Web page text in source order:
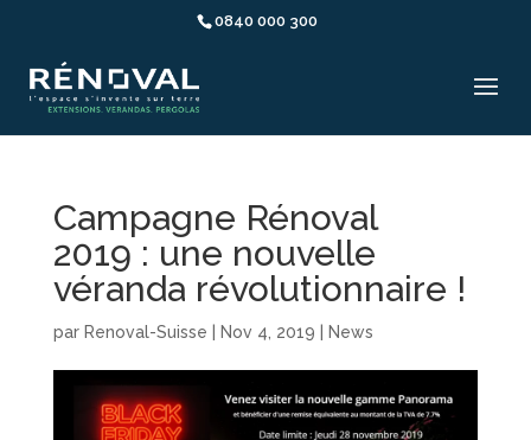
0840 000 300
Campagne Rénoval
2019 : une nouvelle
véranda révolutionnaire !
par Renoval-Suisse Nov 4, 2019 News